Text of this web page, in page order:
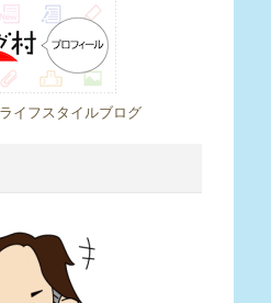
イフスタイルブログ